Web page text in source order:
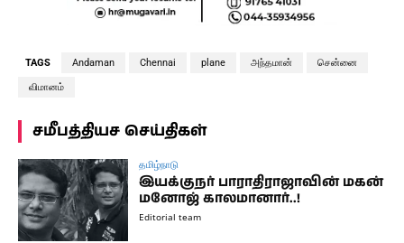
TAGS Andaman Chennai plane அந்தமான் சென்னை
விமானம்
சமீபத்தியச செய்திகள்
தமிழ்நாடு
இயக்குநர் பாராதிராஜாவின் மகன்
மனோஜ் காலமானார்..!
Editorial team